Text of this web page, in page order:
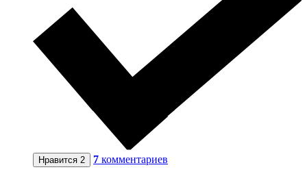
Нравится 2 7 комментариев